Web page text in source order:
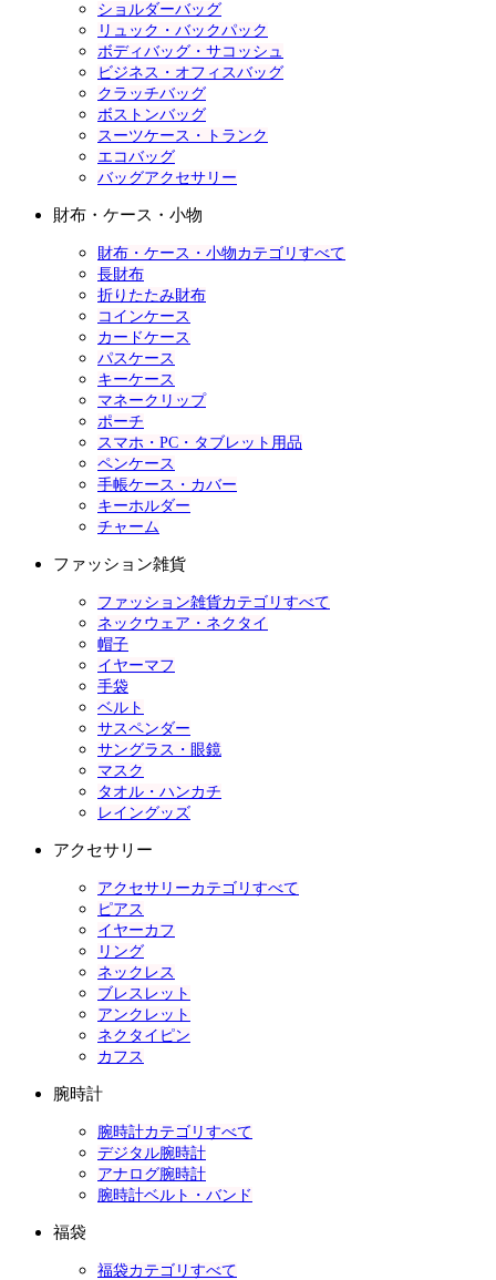
ショルダーバッグ
リュック・バックパック
ボディバッグ・サコッシュ
ビジネス・オフィスバッグ
クラッチバッグ
ボストンバッグ
スーツケース・トランク
エコバッグ
バッグアクセサリー
財布・ケース・小物
財布・ケース・小物カテゴリすべて
長財布
折りたたみ財布
コインケース
カードケース
パスケース
キーケース
マネークリップ
ポーチ
スマホ・PC・タブレット用品
ペンケース
手帳ケース・カバー
キーホルダー
チャーム
ファッション雑貨
ファッション雑貨カテゴリすべて
ネックウェア・ネクタイ
帽子
イヤーマフ
手袋
ベルト
サスペンダー
サングラス・眼鏡
マスク
タオル・ハンカチ
レイングッズ
アクセサリー
アクセサリーカテゴリすべて
ピアス
イヤーカフ
リング
ネックレス
ブレスレット
アンクレット
ネクタイピン
カフス
腕時計
腕時計カテゴリすべて
デジタル腕時計
アナログ腕時計
腕時計ベルト・バンド
福袋
福袋カテゴリすべて